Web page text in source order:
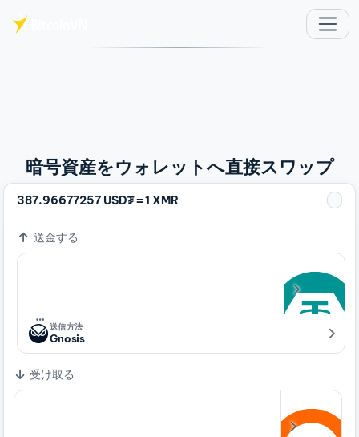
暗号資産をウォレットへ直接スワップ
387.96677257 USD₮=1 XMR
送金する
…
送信方法
Gnosis
受け取る